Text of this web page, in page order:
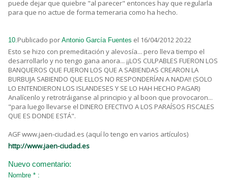
puede dejar que quiebre "al parecer" entonces hay que regularla
para que no actue de forma temeraria como ha hecho.
10.Publicado por Antonio García Fuentes el 16/04/2012 20:22
Esto se hizo con premeditación y alevosía... pero lleva tiempo el
desarrollarlo y no tengo gana anora... ¡¡LOS CULPABLES FUERON LOS
BANQUEROS QUE FUERON LOS QUE A SABIENDAS CREARON LA
BURBUJA SABIENDO QUE ELLOS NO RESPONDERÍAN A NADA!! (SOLO
LO ENTENDIERON LOS ISLANDESES Y SE LO HAH HECHO PAGAR)
Analícenlo y retrotráiganse al principio y al boon que provocaron...
"para luego llevarse el DINERO EFECTIVO A LOS PARAÍSOS FISCALES
QUE ES DONDE ESTÁ".
AGF www.jaen-ciudad.es (aquí lo tengo en varios artículos)
http://www.jaen-ciudad.es
Nuevo comentario:
Nombre * :